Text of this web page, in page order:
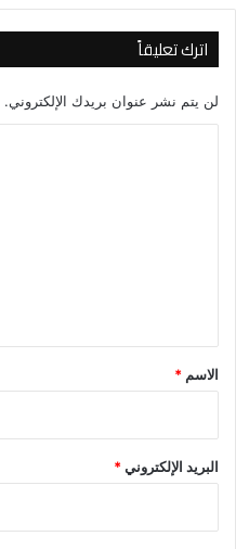
اترك تعليقاً
لن يتم نشر عنوان بريدك الإلكتروني.
*
الاسم *
البريد الإلكتروني*